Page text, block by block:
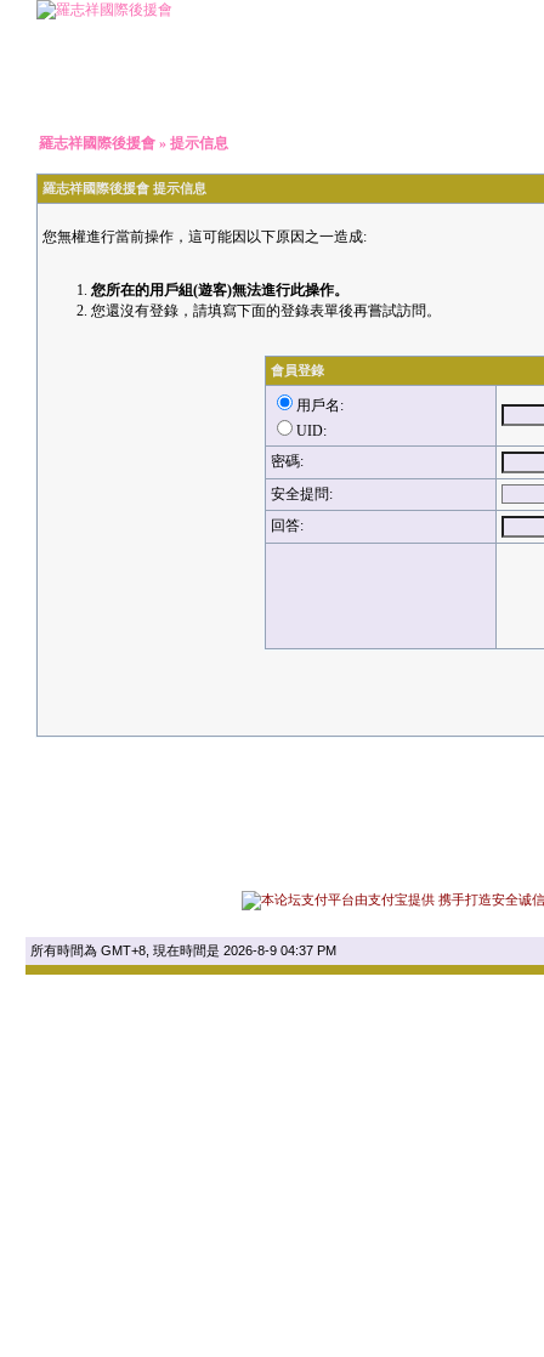
羅志祥國際後援會 » 提示信息
羅志祥國際後援會 提示信息
您無權進行當前操作，這可能因以下原因之一造成:
您所在的用戶組(遊客)無法進行此操作。
您還沒有登錄，請填寫下面的登錄表單後再嘗試訪問。
會員登錄
用戶名:
UID:
密碼:
安全提問:
回答:
所有時間為 GMT+8, 現在時間是 2026-8-9 04:37 PM